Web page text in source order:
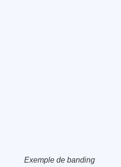
Exemple de banding